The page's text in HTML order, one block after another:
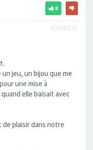
8
#2946141
jeu, un bijou que me
une mise à
elle baisait avec
de plaisir dans notre